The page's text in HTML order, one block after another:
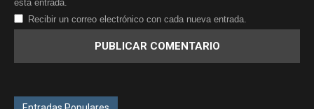
esta entrada.
Recibir un correo electrónico con cada nueva entrada.